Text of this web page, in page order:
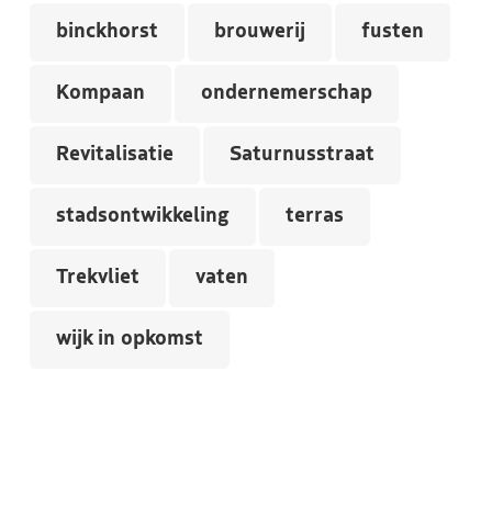
binckhorst brouwerij fusten
Kompaan ondernemerschap
Revitalisatie Saturnusstraat
stadsontwikkeling terras
Trekvliet vaten
wijk in opkomst